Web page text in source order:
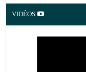
VIDÉOS